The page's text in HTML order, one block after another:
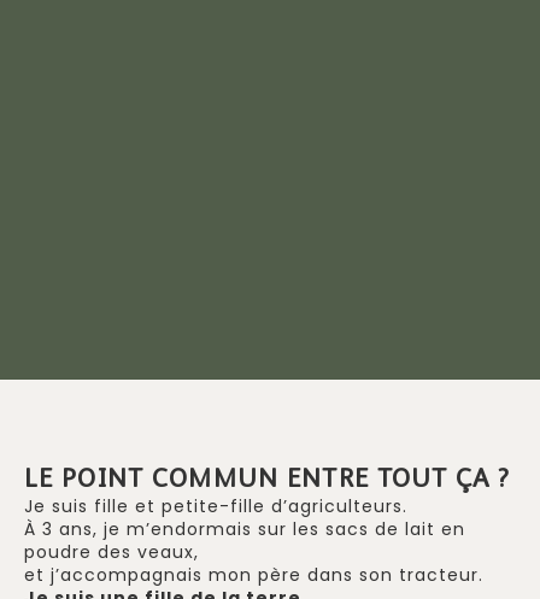
LE POINT COMMUN ENTRE TOUT ÇA ?
Je suis fille et petite-fille d’agriculteurs.
À 3 ans, je m’endormais sur les sacs de lait en
poudre des veaux,
et j’accompagnais mon père dans son tracteur.